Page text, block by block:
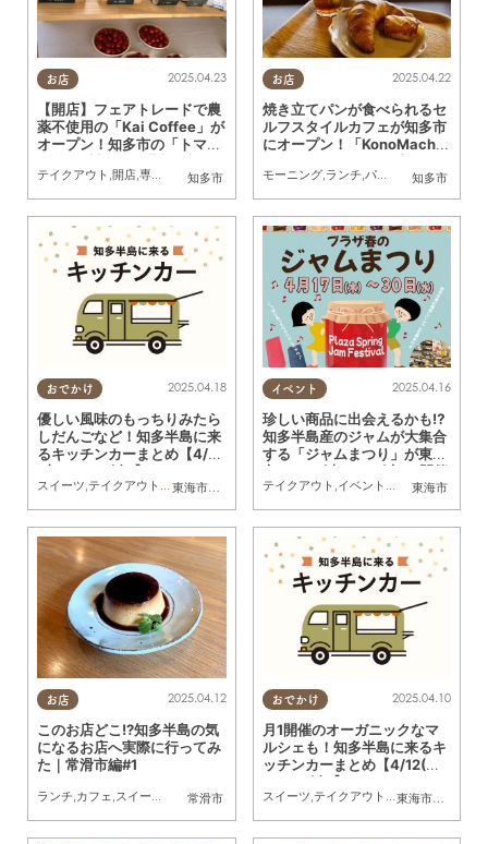
お店
知多市
2025.04.23
【開店】フェアトレードで農
薬不使用の「Kai Coffee」が
オープン！知多市の「トマト
テイクアウト ,開店,専門店
お店
知多市
2025.04.22
焼き立てパンが食べられるセ
ルフスタイルカフェが知多市
にオープン！「KonoMachi
モーニング,ランチ,パン カフェ,スイーツ
おでかけ
東海市
,大府市 知多市 ,東浦町 ,半田市,常滑市 武豊町,美浜町
2025.04.18
優しい風味のもっちりみたら
しだんごなど！知多半島に来
るキッチンカーまとめ【4/19
(土)～4/25(金)】
スイーツ テイクアウト キッチンカー イベント ,まとめ記事
イベント
東海市
2025.04.16
珍しい商品に出会えるかも⁉
知多半島産のジャムが大集合
する「ジャムまつり」が東海
市で4/17(木)～30(水)に開催
テイクアウト イベント 親子,家族
お店
常滑市
2025.04.12
このお店どこ!?知多半島の気
になるお店へ実際に行ってみ
た｜常滑市編#1
ランチ カフェ スイーツ テイクアウト 健康,専門店,まちネタ,ちたまる調査隊
おでかけ
東海市
,大府市
2025.04.10
月1開催のオーガニックなマ
ルシェも！知多半島に来るキ
ッチンカーまとめ【4/12(土)
～4/18(金)】
スイーツ テイクアウト キッチンカー